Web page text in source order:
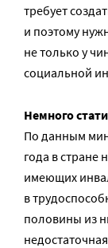
требует
и поэтому
не только у
социальной
Немного
По данным
года в стране
имеющих
в
половины из